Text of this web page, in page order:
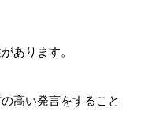
あります。
高い発言をすること